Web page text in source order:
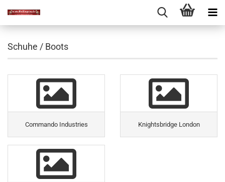
Schuhe / Boots
Commando Industries Knightsbridge London